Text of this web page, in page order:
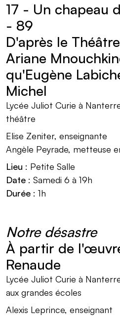
17 - Un chapeau
- 89
D'après le
Ariane
qu'Eugène
Michel
Lycée Juliot Curie à
théâtre
Elise Zeniter, enseignante
Angèle Peyrade, metteuse
Lieu : Petite Salle
Date : Samedi 6 à 19h
Durée : 1h
Notre désastre
À partir de
Renaude
Lycée Juliot Curie à
aux grandes écoles
Alexis Leprince, enseignant